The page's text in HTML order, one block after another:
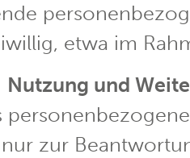
etwa im
Nutzung und
zur